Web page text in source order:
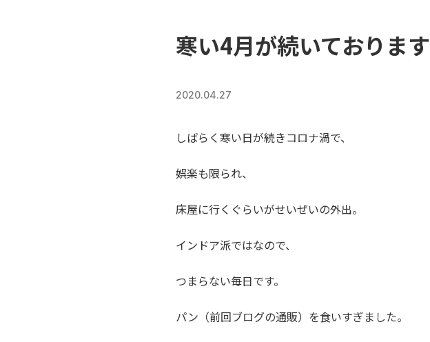
寒い4月が続いております
2020.04.27
しばらく寒い日が続きコロナ渦で、
娯楽も限られ、
床屋に行くぐらいがせいぜいの外出。
インドア派ではなので、
つまらない毎日です。
パン（前回ブログの通販）を食いすぎました。